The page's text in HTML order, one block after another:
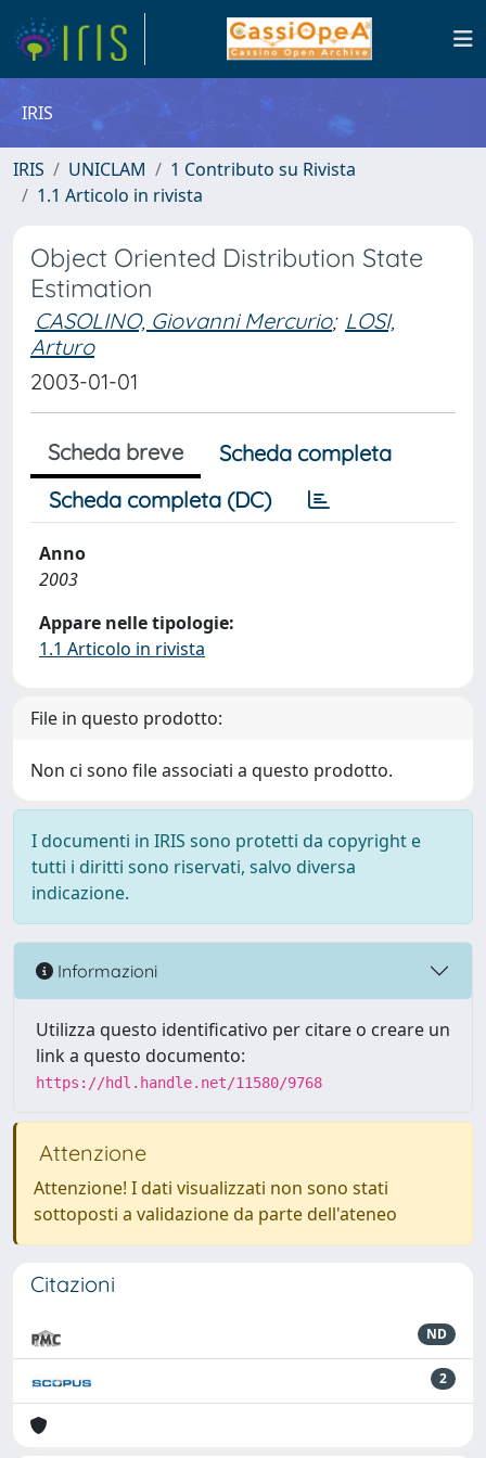
IRIS
IRIS UNICLAM
1 Contributo su Rivista
1.1 Articolo in rivista
Object Oriented Distribution State
Estimation
CASOLINO, Giovanni Mercurio; LOSI,
Arturo
2003-01-01
Scheda breve
Scheda completa
Scheda completa (DC)
Anno
2003
Appare nelle tipologie:
1.1 Articolo in rivista
File in questo prodotto:
Non ci sono file associati a questo prodotto.
I documenti in IRIS sono protetti da copyright e
tutti i diritti sono riservati, salvo diversa
indicazione.
Informazioni
Utilizza questo identificativo per citare o creare un
link a questo documento:
https://hdl.handle.net/11580/9768
Attenzione
Attenzione! I dati visualizzati non sono stati
sottoposti a validazione da parte dell'ateneo
Citazioni
ND
2